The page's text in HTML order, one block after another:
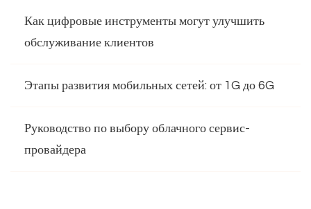
Как цифровые инструменты могут улучшить
обслуживание клиентов
Этапы развития мобильных сетей: от 1G до 6G
Руководство по выбору облачного сервис-
провайдера